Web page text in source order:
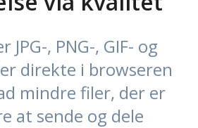
JPG-, PNG-, GIF- og
direkte i browseren
mindre filer, der er
at sende og dele